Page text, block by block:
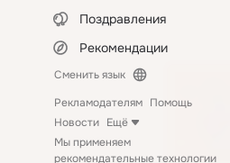
Поздравления
Рекомендации
Сменить язык
Рекламодателям Помощь
Новости Ещё
Мы применяем
рекомендательные технологии